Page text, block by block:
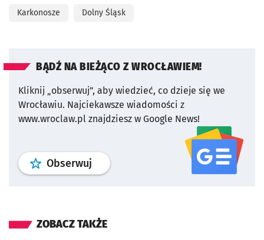
Karkonosze Dolny Śląsk
BĄDŹ NA BIEŻĄCO Z WROCŁAWIEM!
Kliknij „obserwuj”, aby wiedzieć, co dzieje się we
Wrocławiu. Najciekawsze wiadomości z
www.wroclaw.pl znajdziesz w Google News!
Obserwuj profil serwisu
ZOBACZ TAKŻE